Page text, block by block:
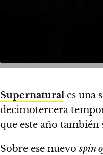
Supernatural es una
decimotercera
que este año
Sobre ese nuevospin